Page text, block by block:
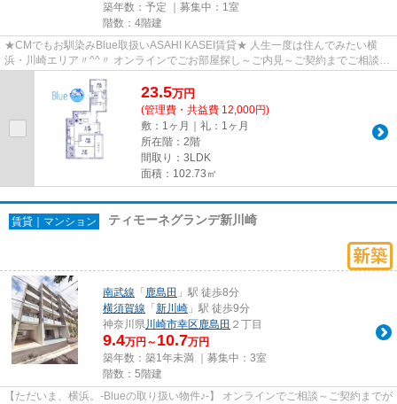
築年数：予定 ｜募集中： 1室
階数：4階建
★CMでもお馴染みBlue取扱いASAHI KASEI賃貸★ 人生一度は住んでみたい横
浜・川崎エリア〃^^〃 オンラインでごお部屋探し～ご内見～ご契約までご相談可
23.5万円
(管理費・共益費 12,000円)
敷：1ヶ月｜礼：1ヶ月
所在階：2階
間取り：3LDK
面積：102.73㎡
賃貸｜マンション ティモーネグランデ新川崎
南武線 「 鹿島田 」駅 徒歩8分
横須賀線 「 新川崎 」駅 徒歩9分
神奈川県川崎市幸区鹿島田 ２丁目
9.4万円～ 10.7万円
築年数：築1年未満 ｜募集中： 3室
階数：5階建
【ただいま、横浜。-Blueの取り扱い物件♪-】 オンラインでご相談～ご契約までが